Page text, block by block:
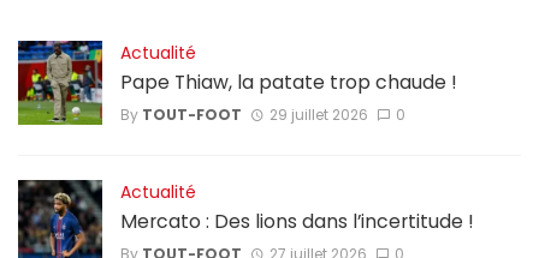
Actualité
Pape Thiaw, la patate trop chaude !
By TOUT-FOOT 29 juillet 2026 0
Actualité
Mercato : Des lions dans l’incertitude !
By TOUT-FOOT 27 juillet 2026 0